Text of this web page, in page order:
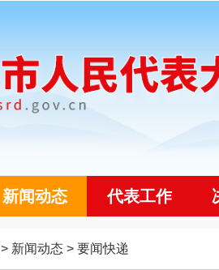
新闻动态 代表工作
> 新闻动态 > 要闻快递